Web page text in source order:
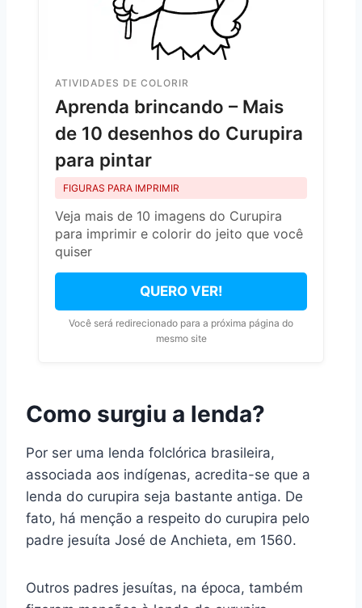
ATIVIDADES DE COLORIR
Aprenda brincando – Mais
de 10 desenhos do Curupira
para pintar
FIGURAS PARA IMPRIMIR
Veja mais de 10 imagens do Curupira
para imprimir e colorir do jeito que você
quiser
QUERO VER!
Você será redirecionado para a próxima página do
mesmo site
Como surgiu a lenda?
Por ser uma lenda folclórica brasileira,
associada aos indígenas, acredita-se que a
lenda do curupira seja bastante antiga. De
fato, há menção a respeito do curupira pelo
padre jesuíta José de Anchieta, em 1560.
Outros padres jesuítas, na época, também